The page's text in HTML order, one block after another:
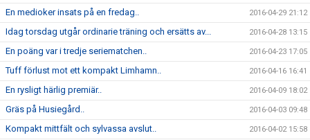
En medioker insats på en fredag.. 2016-04-29 21:12
Idag torsdag utgår ordinarie träning och ersätts av... 2016-04-28 13:15
En poäng var i tredje seriematchen.. 2016-04-23 17:05
Tuff förlust mot ett kompakt Limhamn.. 2016-04-16 16:41
En rysligt härlig premiär.. 2016-04-09 18:02
Gräs på Husiegård.. 2016-04-03 09:48
Kompakt mittfält och sylvassa avslut.. 2016-04-02 15:58